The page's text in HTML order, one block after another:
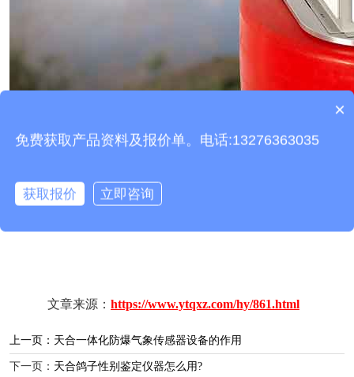
文章来源： https://www.ytqxz.com/hy/861.html
上一页： 天合一体化防爆气象传感器设备的作用
下一页： 天合鸽子性别鉴定仪器怎么用?
产品包含安装吗？
×
免费获取产品资料及报价单。电话:13276363035
获取报价 立即咨询